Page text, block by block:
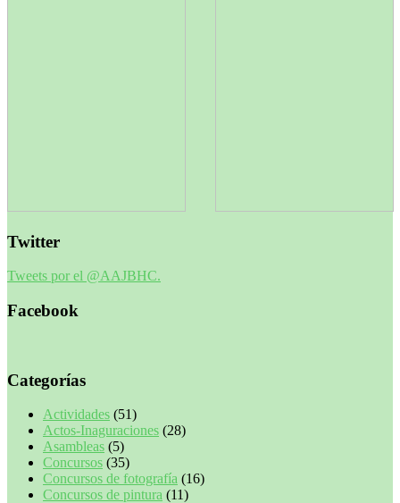
Twitter
Tweets por el @AAJBHC.
Facebook
Categorías
Actividades (51)
Actos-Inaguraciones (28)
Asambleas (5)
Concursos (35)
Concursos de fotografía (16)
Concursos de pintura (11)